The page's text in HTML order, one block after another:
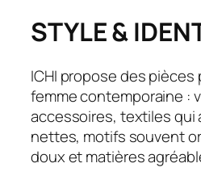
STYLE &
ICHI propose des pièces
femme contemporaine :
accessoires, textiles qui
nettes, motifs souvent
doux et matières